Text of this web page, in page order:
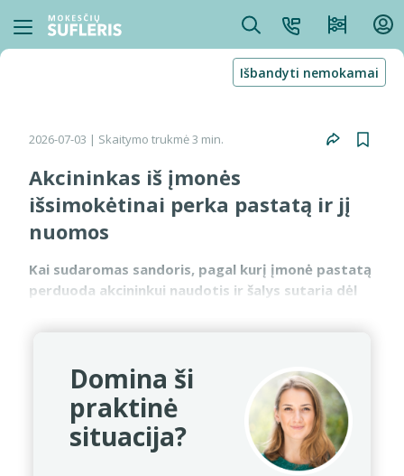
Išbandyti nemokamai
2026-07-03 | Skaitymo trukmė 3 min.
Akcininkas iš įmonės
išsimokėtinai perka pastatą ir jį
nuomos
Kai sudaromas sandoris, pagal kurį įmonė pastatą
perduoda akcininkui naudotis ir šalys sutaria dėl
Domina ši
praktinė
situacija?